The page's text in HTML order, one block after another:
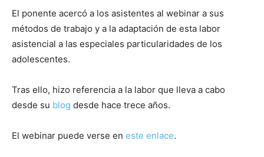
El ponente acercó a los asistentes al webinar a sus
métodos de trabajo y a la adaptación de esta labor
asistencial a las especiales particularidades de los
adolescentes.
Tras ello, hizo referencia a la labor que lleva a cabo
desde su blog desde hace trece años.
El webinar puede verse en este enlace.